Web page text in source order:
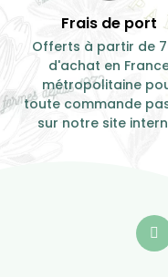
Frais de port
Offerts à partir de
d'achat en
métropolitaine
toute commande
sur notre site